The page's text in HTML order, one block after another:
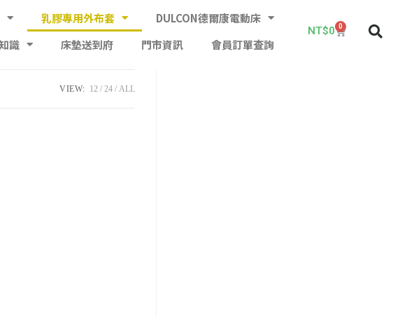
乳膠專用外布套
DULCON德爾康電動床
識 床墊送到府 門市資訊 會員訂單查詢
NT$0 0
VIEW: 12 24 ALL